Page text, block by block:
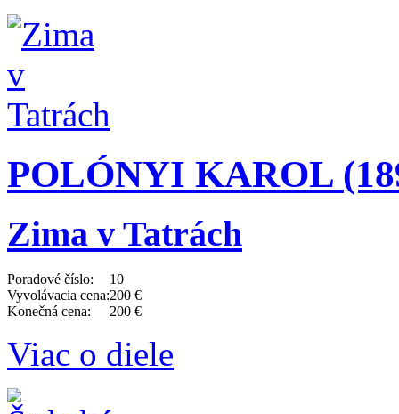
POLÓNYI KAROL
Zima v Tatrách
Poradové číslo:
10
Vyvolávacia cena:200 €
Konečná cena:
200 €
Viac o diele